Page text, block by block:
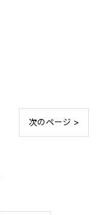
次のページ >